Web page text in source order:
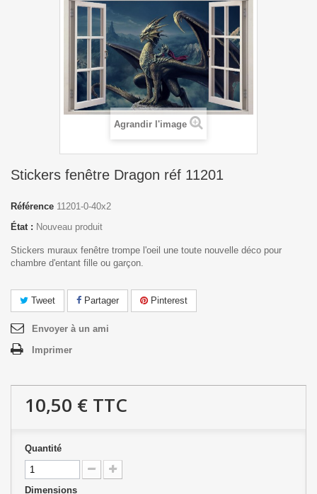
Agrandir l'image
Stickers fenêtre Dragon réf 11201
Référence 11201-0-40x2
État : Nouveau produit
Stickers muraux fenêtre trompe l'oeil une toute nouvelle déco pour
chambre d'entant fille ou garçon.
Tweet Partager Pinterest
Envoyer à un ami
Imprimer
10,50 € TTC
Quantité
Dimensions